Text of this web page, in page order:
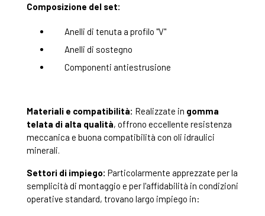
Composizione del set:
Anelli di tenuta a profilo "V"
Anelli di sostegno
Componenti antiestrusione
Materiali e compatibilità: Realizzate in gomma
telata di alta qualità, offrono eccellente resistenza
meccanica e buona compatibilità con oli idraulici
minerali.
Settori di impiego: Particolarmente apprezzate per la
semplicità di montaggio e per l'affidabilità in condizioni
operative standard, trovano largo impiego in: